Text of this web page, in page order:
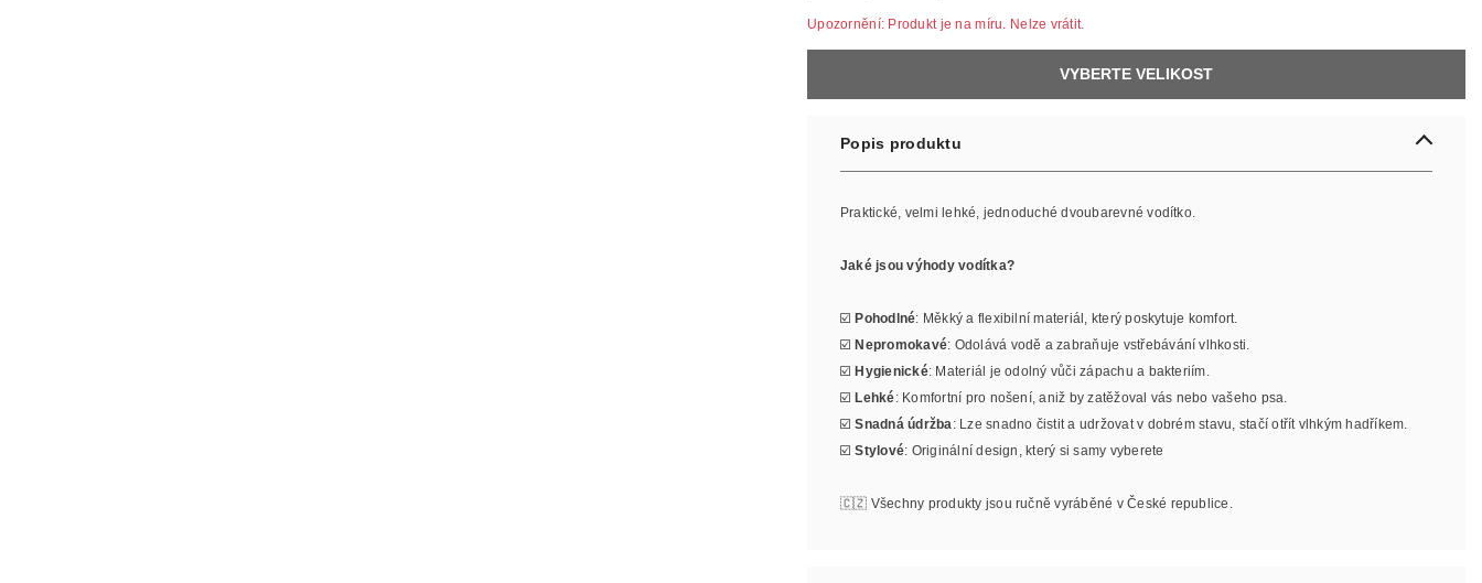
Upozornění: Produkt je na míru. Nelze vrátit.
VYBERTE VELIKOST
Popis produktu
Praktické, velmi lehké, jednoduché dvoubarevné vodítko.
Jaké jsou výhody vodítka?
☑️Pohodlné: Měkký a flexibilní materiál, který poskytuje komfort.
☑️Nepromokavé: Odolává vodě a zabraňuje vstřebávání vlhkosti.
☑️Hygienické: Materiál je odolný vůči zápachu a bakteriím.
☑️Lehké: Komfortní pro nošení, aniž by zatěžoval vás nebo vašeho psa.
☑️Snadná údržba : Lze snadno čistit a udržovat v dobrém stavu, stačí otřít vlhkým hadříkem.
☑️Stylové: Originální design, který si samy vyberete
🇨🇿 Všechny produkty jsou ručně vyráběné v České republice.